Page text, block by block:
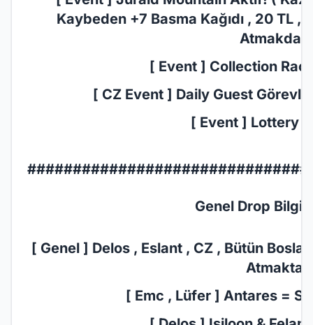
Kaybeden +7 Basma Kağıdı , 20 TL
[ Event ] Collection
[ CZ Event ] Daily Guest
[ Event ] Lottery
Genel Drop
[ Genel ] Delos , Eslant , CZ , Bütün
[ Emc , Lüfer ] Antares =